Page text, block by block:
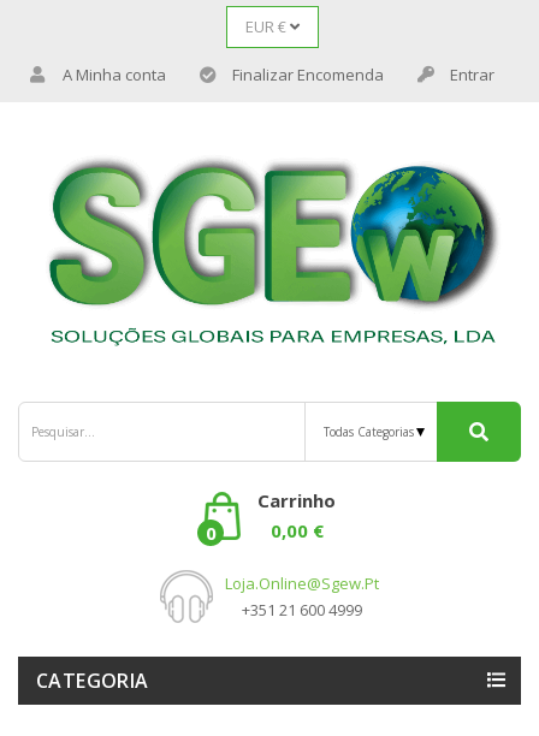
EUR €
A Minha conta Finalizar Encomenda Entrar
Carrinho
0
0,00 €
Loja.online@sgew.pt
+351 21 600 4999
CATEGORIA